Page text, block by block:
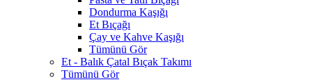
Dondurma Kaşığı
Et Bıçağı
Çay ve Kahve Kaşığı
Tümünü Gör
Et - Balık Çatal Bıçak Takımı
Tümünü Gör